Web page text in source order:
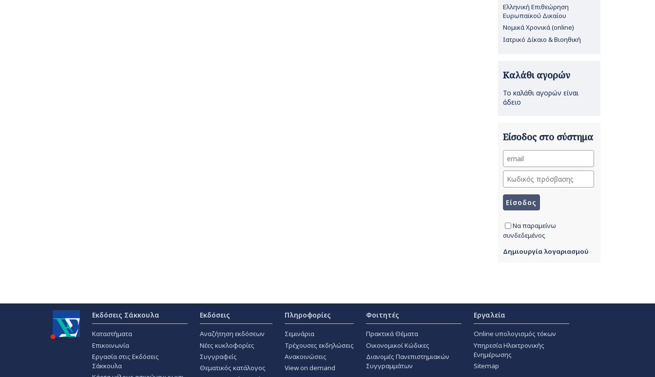
Ελληνική Επιθεώρηση
Ευρωπαϊκού Δικαίου
Νομικά Χρονικά (online)
Ιατρικό Δίκαιο & Βιοηθική
Καλάθι αγορών
Το καλάθι αγορών είναι
άδειο
Είσοδος στο σύστημα
Να παραμείνω
συνδεδεμένος
Δημιουργία λογαριασμού
Εκδόσεις Σάκκουλα
Καταστήματα
Επικοινωνία
Εργασία στις Εκδόσεις
Σάκκουλα
Εκδόσεις
Αναζήτηση εκδόσεων
Νέες κυκλοφορίες
Συγγραφείς
Θεματικός κατάλογος
Πληροφορίες
Σεμινάρια
Τρέχουσες εκδηλώσεις
Ανακοινώσεις
View on demand
Φοιτητές
Πρακτικά Θέματα
Οικονομικοί Κώδικες
Διανομές Πανεπιστημιακών
Συγγραμμάτων
Εργαλεία
Online υπολογισμός τόκων
Υπηρεσία Ηλεκτρονικής
Ενημέρωσης
Sitemap